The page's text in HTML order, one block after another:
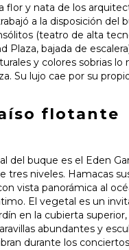
flor y nata de los
a la disposición del
(teatro de alta
Plaza, bajada de
y colores sobrias lo
Su lujo cae por su
flotante
del buque es el Eden
tres niveles. Hamacas
vista panorámica al
El vegetal es un
en la cubierta
abundantes y
durante los